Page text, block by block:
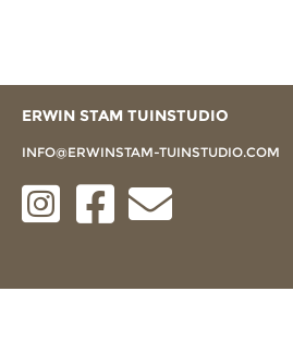
ERWIN STAM TUINSTUDIO
INFO@ERWINSTAM-TUINSTUDIO.COM